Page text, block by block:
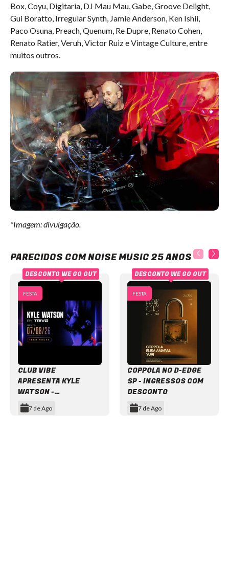
Box, Coyu, Digitaria, DJ Mau Mau, Gabe, Groove Delight,
Gui Boratto, Irregular Synth, Jamie Anderson, Ken Ishii,
Paco Osuna, Preach, Quenum, Re Dupre, Renato Cohen,
Renato Ratier, Veruh, Victor Ruiz e Vintage Culture, entre
muitos outros.
*Imagem: divulgação.
PARECIDOS COM NOISE MUSIC 25 ANOS
FESTA
CLUB VIBE
APRESENTA KYLE
WATSON -
INGRESSOS COM
DESCONTO
7 de Ago
DESCONTO WE GO OUT
FESTA
COPPOLA NO D-EDGE
SP - INGRESSOS COM
DESCONTO
7 de Ago
DESCONTO WE GO OUT